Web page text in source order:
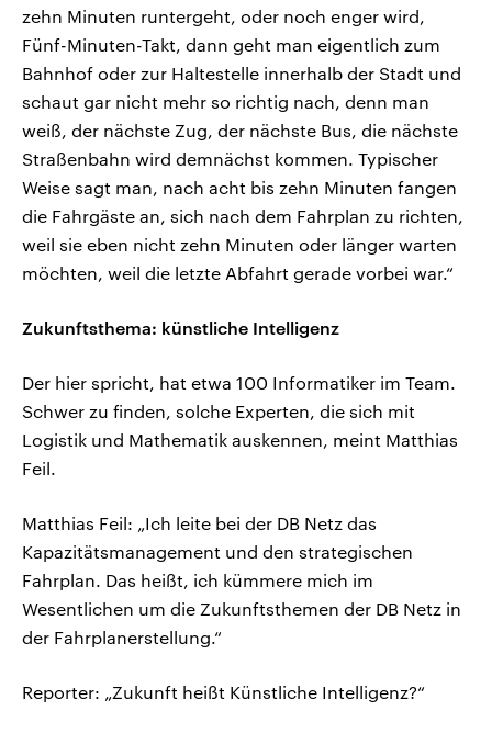
zehn Minuten runtergeht, oder noch enger wird,
Fünf-Minuten-Takt, dann geht man eigentlich zum
Bahnhof oder zur Haltestelle innerhalb der Stadt und
schaut gar nicht mehr so richtig nach, denn man
weiß, der nächste Zug, der nächste Bus, die nächste
Straßenbahn wird demnächst kommen. Typischer
Weise sagt man, nach acht bis zehn Minuten fangen
die Fahrgäste an, sich nach dem Fahrplan zu richten,
weil sie eben nicht zehn Minuten oder länger warten
möchten, weil die letzte Abfahrt gerade vorbei war.“
Zukunftsthema: künstliche Intelligenz
Der hier spricht, hat etwa 100 Informatiker im Team.
Schwer zu finden, solche Experten, die sich mit
Logistik und Mathematik auskennen, meint Matthias
Feil.
Matthias Feil: „Ich leite bei der DB Netz das
Kapazitätsmanagement und den strategischen
Fahrplan. Das heißt, ich kümmere mich im
Wesentlichen um die Zukunftsthemen der DB Netz in
der Fahrplanerstellung.“
Reporter: „Zukunft heißt Künstliche Intelligenz?“